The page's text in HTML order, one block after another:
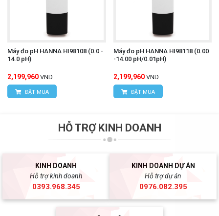
Máy đo pH HANNA HI98108 (0.0 -
14.0 pH)
2,199,960 VND
ĐẶT MUA
Máy đo pH HANNA HI98118 (0.00
-14.00 pH/0.01pH)
2,199,960 VND
ĐẶT MUA
HỖ TRỢ KINH DOANH
KINH DOANH
Hỗ trợ kinh doanh
0393.968.345
KINH DOANH DỰ ÁN
Hỗ trợ dự án
0976.082.395